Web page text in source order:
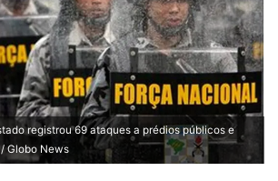
registrou 69 ataques a prédios públicos e
Globo News